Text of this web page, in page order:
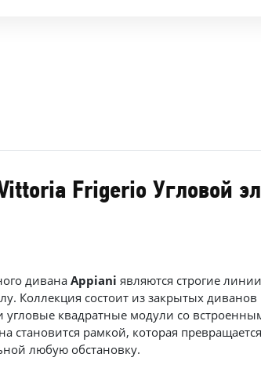
Frigerio Угловой
диванаAppiani являются строгие
Коллекция состоит из закрытых
угловые квадратные модули со
становится рамкой, которая
любую обстановку.